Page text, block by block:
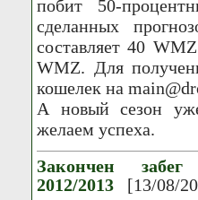
побит 50-
сделанных
составляет 40
WMZ. Для
кошелек на
А новый сезон
желаем успеха.
Закончен
2012/2013
[13/08/